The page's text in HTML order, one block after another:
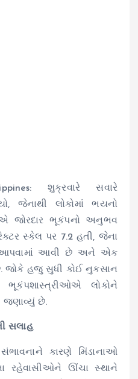
શુક્રવારે સવારે
જેનાથી લોકોમાં ભયનો
જોરદાર ભૂકંપનો અનુભવ
સ્કેલ પર 7.2 હતી, જેના
આપવામાં આવી છે અને એક
જોકે હજુ સુધી કોઈ નુકસાન
ભૂકંપશાસ્ત્રીઓએ લોકોને
જણાવ્યું છે.
સલાહ
કારણે મિંડાનાઓ
રહેવાસીઓને ઊંચા સ્થાને